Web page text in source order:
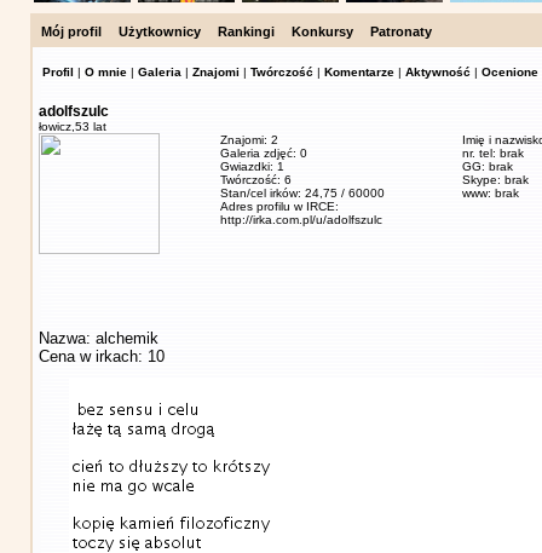
Mój profil Użytkownicy Rankingi Konkursy Patronaty
Profil | O mnie | Galeria | Znajomi | Twórczość | Komentarze | Aktywność | Ocenione
adolfszulc
łowicz, 53 lat
Znajomi: 2
Galeria zdjęć: 0
Gwiazdki: 1
Twórczość: 6
Stan/cel irków: 24,75 / 60000
Adres profilu w IRCE:
http://irka.com.pl/u/adolfszulc
Imię i
nr. tel: brak
GG: brak
Skype: brak
www: brak
Nazwa: alchemik
Cena w irkach: 10